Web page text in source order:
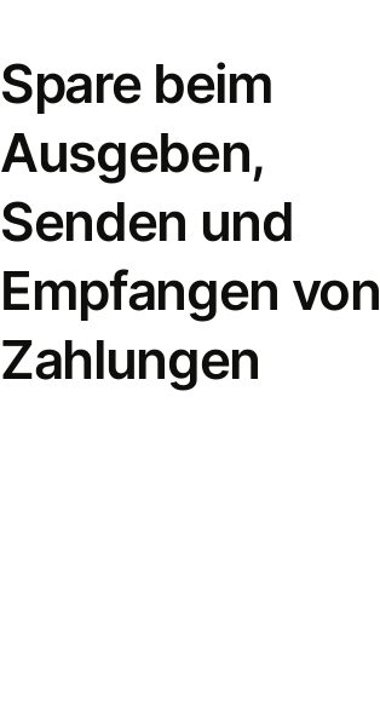
Spare beim
Ausgeben,
Senden und
Empfangen von
Zahlungen